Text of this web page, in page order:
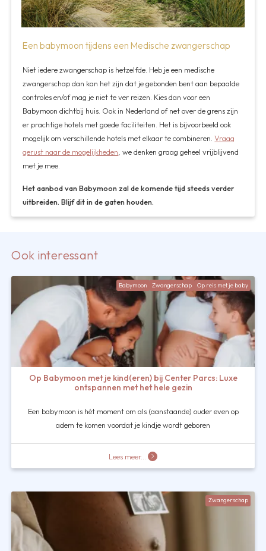
Een babymoon tijdens een Medische zwangerschap
Niet iedere zwangerschap is hetzelfde. Heb je een medische
zwangerschap dan kan het zijn dat je gebonden bent aan bepaalde
controles en/of mag je niet te ver reizen. Kies dan voor een
Babymoon dichtbij huis. Ook in Nederland of net over de grens zijn
er prachtige hotels met goede faciliteiten. Het is bijvoorbeeld ook
mogelijk om verschillende hotels met elkaar te combineren.Vraag
gerust naar de mogelijkheden , we denken graag geheel vrijblijvend
met je mee.
Het aanbod van Babymoon zal de komende tijd steeds verder
uitbreiden. Blijf dit in de gaten houden.
Ook interessant
Babymoon Zwangerschap Op reis met je baby
Op Babymoon met je kind(eren) bij Center Parcs: Luxe
ontspannen met het hele gezin
Een babymoon is hét moment om als (aanstaande) ouder even op
adem te komen voordat je kindje wordt geboren
Lees meer...
Zwangerschap